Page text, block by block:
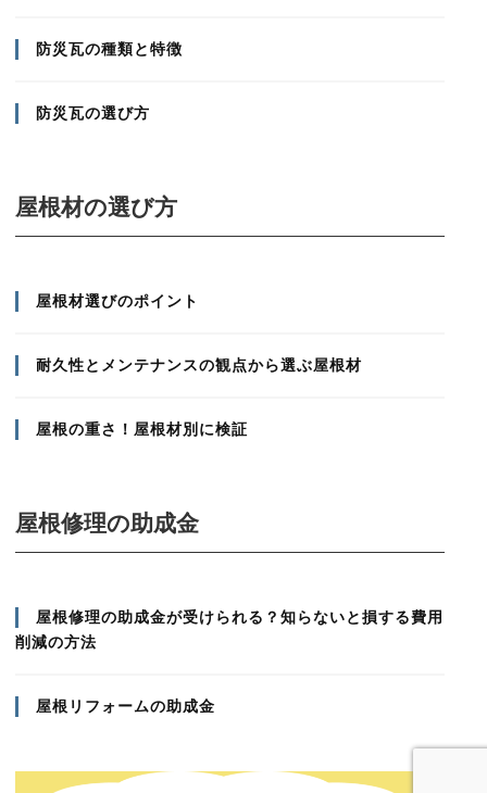
防災瓦の種類と特徴
防災瓦の選び方
屋根材の選び方
屋根材選びのポイント
耐久性とメンテナンスの観点から選ぶ屋根材
屋根の重さ！屋根材別に検証
屋根修理の助成金
屋根修理の助成金が受けられる？知らないと損する費用
削減の方法
屋根リフォームの助成金